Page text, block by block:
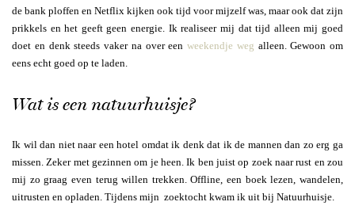
de bank ploffen en Netflix kijken ook tijd voor mijzelf was, maar ook dat zijn
prikkels en het geeft geen energie. Ik realiseer mij dat tijd alleen mij goed
doet en denk steeds vaker na over een weekendje weg alleen. Gewoon om
eens echt goed op te laden.
Wat is een natuurhuisje?
Ik wil dan niet naar een hotel omdat ik denk dat ik de mannen dan zo erg ga
missen. Zeker met gezinnen om je heen. Ik ben juist op zoek naar rust en zou
mij zo graag even terug willen trekken. Offline, een boek lezen, wandelen,
uitrusten en opladen. Tijdens mijn zoektocht kwam ik uit bij Natuurhuisje.